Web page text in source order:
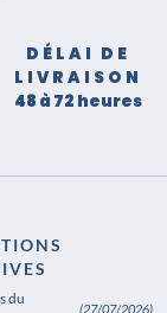
DÉLAI DE
LIVRAISON
48 à 72 heures
du
(27/07/2026)